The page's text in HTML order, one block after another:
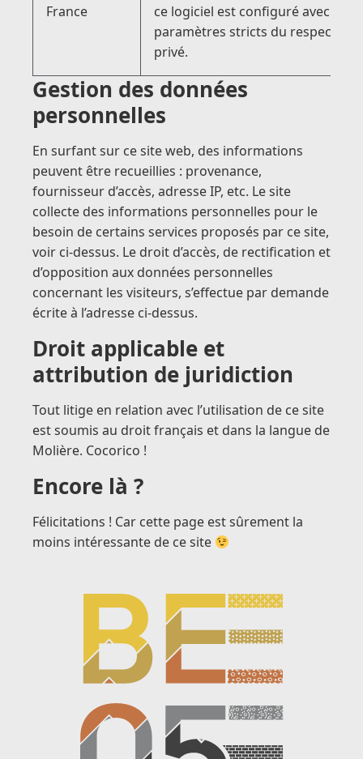
France
ce logiciel est configuré avec les
paramètres stricts du respect de
privé.
Gestion des données
personnelles
En surfant sur ce site web, des informations
peuvent être recueillies : provenance,
fournisseur d’accès, adresse IP, etc. Le site
collecte des informations personnelles pour le
besoin de certains services proposés par ce site,
voir ci-dessus. Le droit d’accès, de rectification et
d’opposition aux données personnelles
concernant les visiteurs, s’effectue par demande
écrite à l’adresse ci-dessus.
Droit applicable et
attribution de juridiction
Tout litige en relation avec l’utilisation de ce site
est soumis au droit français et dans la langue de
Molière. Cocorico !
Encore là ?
Félicitations ! Car cette page est sûrement la
moins intéressante de ce site